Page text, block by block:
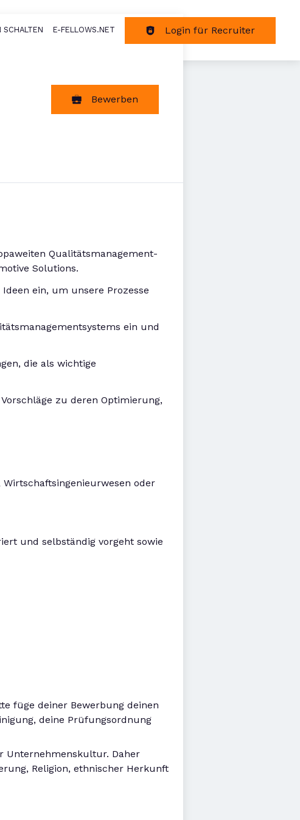
SCHALTEN E-FELLOWS.NET Login für Recruiter
Bewerben
Qualitätsmanagement-
Solutions.
ein, um unsere Prozesse
ein und
die als wichtige
zu deren Optimierung,
oder
und selbständig vorgeht sowie
füge deiner Bewerbung deinen
deine Prüfungsordnung
Unternehmenskultur. Daher
Religion, ethnischer Herkunft